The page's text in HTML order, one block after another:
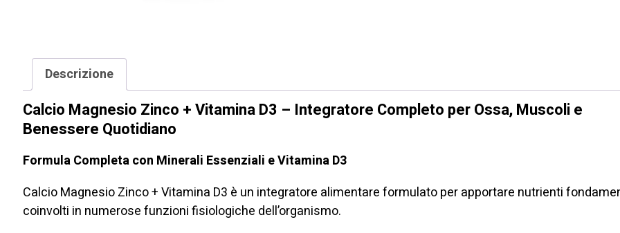
Energia
e
Descrizione
Calcio Magnesio Zinco + Vitamina D3 – Integratore Completo per Ossa, Muscoli e
Benessere Quotidiano
Formula Completa con Minerali Essenziali e Vitamina D3
Calcio Magnesio Zinco + Vitamina D3 è un integratore alimentare formulato per apportare nutrienti
coinvolti in numerose funzioni fisiologiche dell’organismo.